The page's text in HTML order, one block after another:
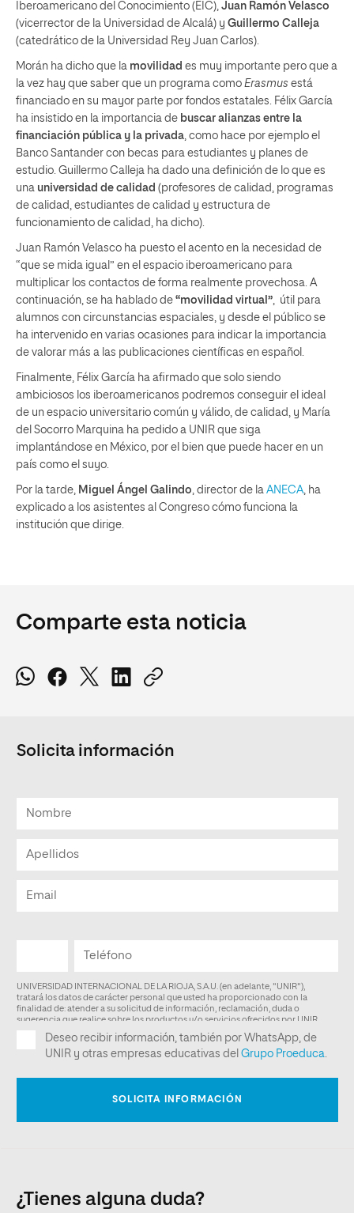
Iberoamericano del Conocimiento (EIC), Juan Ramón Velasco
(vicerrector de la Universidad de Alcalá) y Guillermo Calleja
(catedrático de la Universidad Rey Juan Carlos).
Morán ha dicho que la movilidad es muy importante pero que a
la vez hay que saber que un programa como Erasmus está
financiado en su mayor parte por fondos estatales. Félix García
ha insistido en la importancia de buscar alianzas entre la
financiación pública y la privada, como hace por ejemplo el
Banco Santander con becas para estudiantes y planes de
estudio. Guillermo Calleja ha dado una definición de lo que es
una universidad de calidad (profesores de calidad, programas
de calidad, estudiantes de calidad y estructura de
funcionamiento de calidad, ha dicho).
Juan Ramón Velasco ha puesto el acento en la necesidad de
“que se mida igual” en el espacio iberoamericano para
multiplicar los contactos de forma realmente provechosa. A
continuación, se ha hablado de “movilidad virtual”, útil para
alumnos con circunstancias espaciales, y desde el público se
ha intervenido en varias ocasiones para indicar la importancia
de valorar más a las publicaciones científicas en español.
Finalmente, Félix García ha afirmado que solo siendo
ambiciosos los iberoamericanos podremos conseguir el ideal
de un espacio universitario común y válido, de calidad, y María
del Socorro Marquina ha pedido a UNIR que siga
implantándose en México, por el bien que puede hacer en un
país como el suyo.
Por la tarde, Miguel Ángel Galindo, director de la ANECA, ha
explicado a los asistentes al Congreso cómo funciona la
institución que dirige.
Comparte esta noticia
Solicita información
¿Tienes alguna duda?